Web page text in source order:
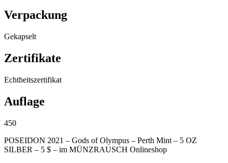
Verpackung
Gekapselt
Zertifikate
Echtheitszertifikat
Auflage
450
POSEIDON 2021 – Gods of Olympus – Perth Mint – 5 OZ
SILBER – 5 $ – im MÜNZRAUSCH Onlineshop